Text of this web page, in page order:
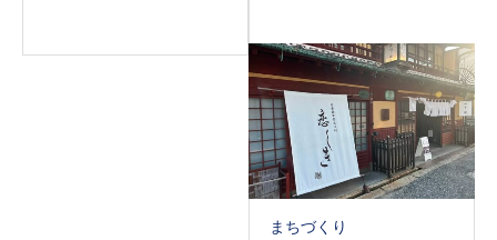
まちづくり